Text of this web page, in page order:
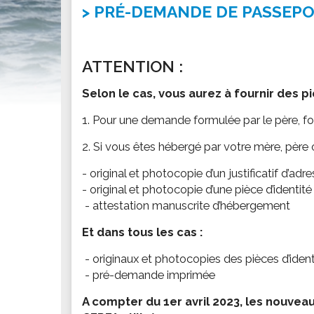
Conseillers communautaires
PRÉSENTATION DU ROBERT
Histoire
Les anciens maires
SERVICES MUNICIPAUX
Annuaire des services municipaux
MES DÉMARCHES
Faîtes vos démarches en ligne
Véhicules Hors d'Usage
Tri bô kay
TOURISME
Les îlets
La restauration
Les sites à visiter
ECONOMIE
Le dynamisme économique
Les entreprises
ASSOCIATIONS
La
Les
PRÉ-DEMANDE DE
ATTENTION :
Selon le cas, vous aurez à fournir des
1. Pour une demande formulée par le père,
2. Si vous êtes hébergé par votre mère, père
- original et photocopie d’un justificatif
- original et photocopie d’une pièce
- attestation manuscrite d’hébergement
Et dans tous les cas :
- originaux et photocopies des pièces
- pré-demande imprimée
A compter du 1er avril 2023, les